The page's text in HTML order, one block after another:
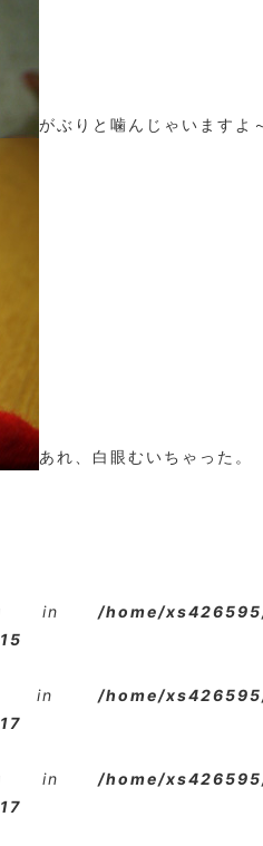
がぶりと噛んじゃいますよ
あれ、白眼むいちゃった。
in /home/
15
in /home/
17
in /home/
17